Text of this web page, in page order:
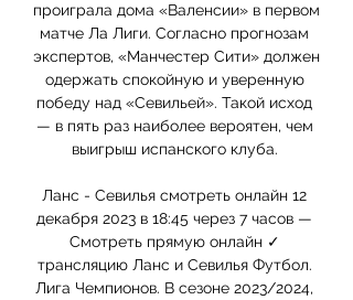
проиграла дома «Валенсии» в первом
матче Ла Лиги. Согласно прогнозам
экспертов, «Манчестер Сити» должен
одержать спокойную и уверенную
победу над «Севильей». Такой исход
— в пять раз наиболее вероятен, чем
выигрыш испанского клуба.
Ланс - Севилья смотреть онлайн 12
декабря 2023 в 18:45 через 7 часов —
Смотреть прямую онлайн ✓
трансляцию Ланс и Севилья Футбол.
Лига Чемпионов. В сезоне 2023/2024,